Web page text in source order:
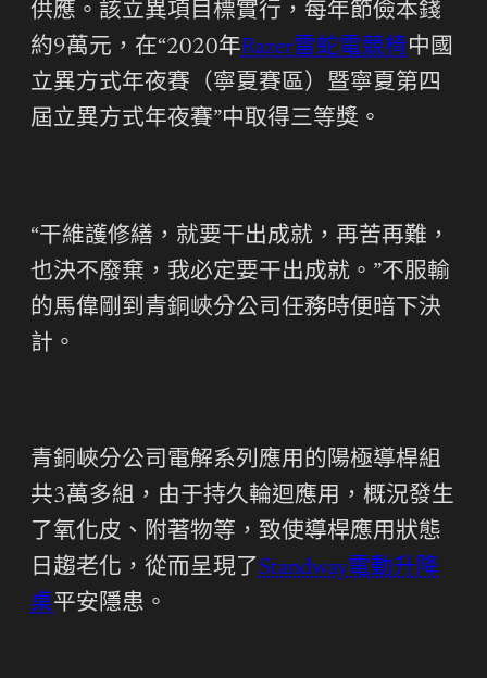
供應。該立異項目標實行，每年節儉本錢
約9萬元，在“2020年Razer雷蛇電競椅中國
立異方式年夜賽（寧夏賽區）暨寧夏第四
屆立異方式年夜賽”中取得三等獎。
“干維護修繕，就要干出成就，再苦再難，
也決不廢棄，我必定要干出成就。”不服輸
的馬偉剛到青銅峽分公司任務時便暗下決
計。
青銅峽分公司電解系列應用的陽極導桿組
共3萬多組，由于持久輪迴應用，概況發生
了氧化皮、附著物等，致使導桿應用狀態
日趨老化，從而呈現了 Standway電動升降
桌平安隱患。